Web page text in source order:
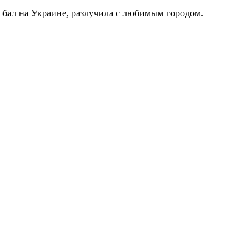
на Украине, разлучила с любимым городом.